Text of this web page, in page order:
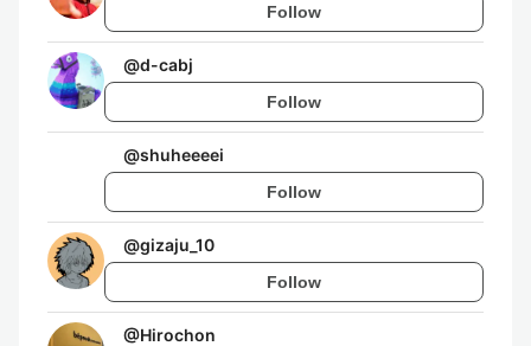
Follow
@d-cabj
Follow
@shuheeeei
Follow
@gizaju_10
Follow
@Hirochon